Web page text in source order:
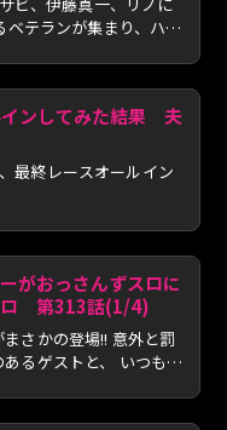
テランが集まり、ハイ
ンしてみた結果 夫
最終レースオールイン
がおっさんずスロに
ロ 第313話(1/4)
さかの登場!! 意外と罰
るゲストと、 いつも